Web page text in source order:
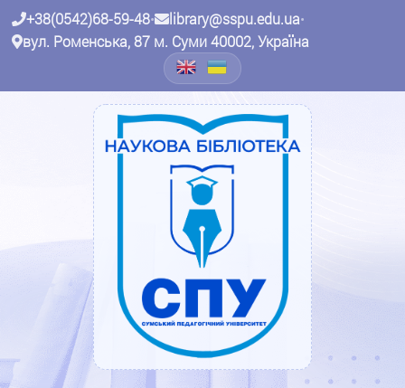
+38(0542)68-59-48• library@sspu.edu.ua•
вул. Роменська, 87 м. Суми 40002, Україна